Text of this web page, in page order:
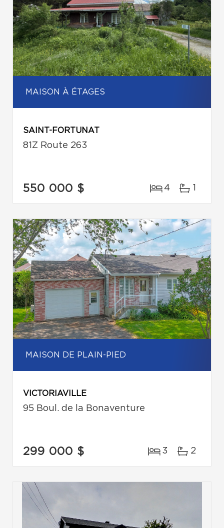
MAISON À ÉTAGES
SAINT-FORTUNAT
81Z Route 263
550 000 $ 4 1
MAISON DE PLAIN-PIED
VICTORIAVILLE
95 Boul. de la Bonaventure
299 000 $ 3 2